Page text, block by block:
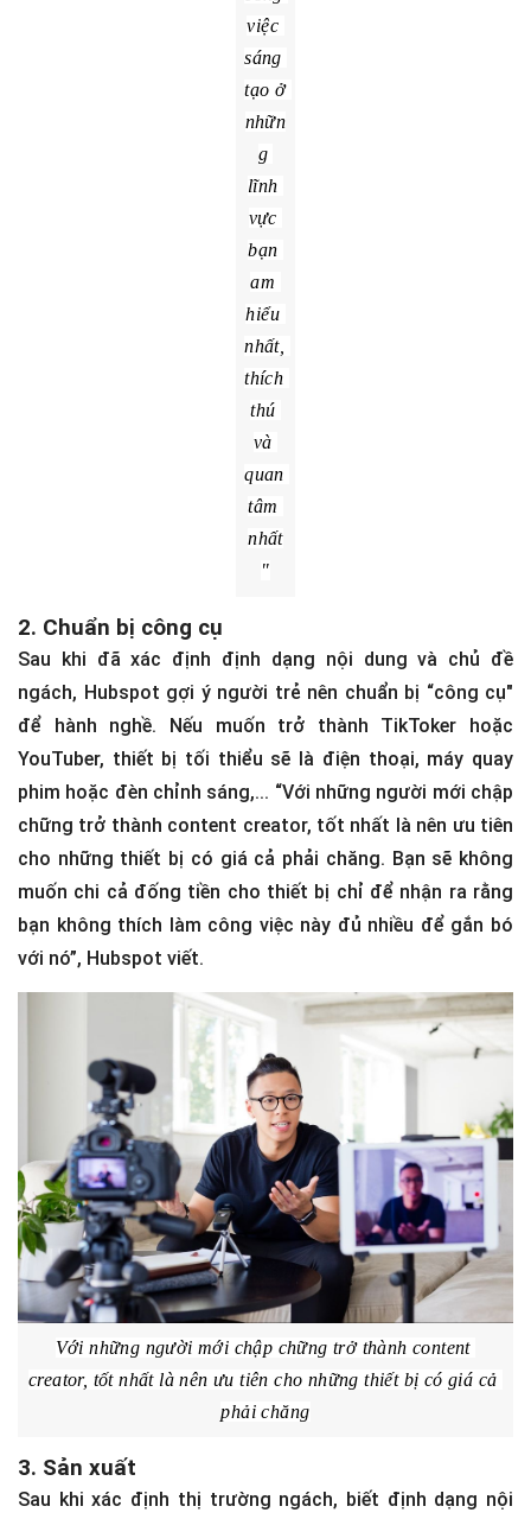
lĩnh
vực
bạn
am
nhất,
thích
tâm
nhất
"
2. Chuẩn bị công cụ
Sau khi đã xác định định dạng nội dung và chủ đề
ngách, Hubspot gợi ý người trẻ nên chuẩn bị “công cụ"
để hành nghề. Nếu muốn trở thành TikToker hoặc
YouTuber, thiết bị tối thiểu sẽ là điện thoại, máy quay
phim hoặc đèn chỉnh sáng,... “Với những người mới chập
chững trở thành content creator, tốt nhất là nên ưu tiên
cho những thiết bị có giá cả phải chăng. Bạn sẽ không
muốn chi cả đống tiền cho thiết bị chỉ để nhận ra rằng
bạn không thích làm công việc này đủ nhiều để gắn bó
với nó”, Hubspot viết.
Với những người mới chập chững trở thành content